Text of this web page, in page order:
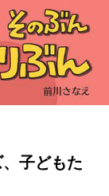
、子どもた